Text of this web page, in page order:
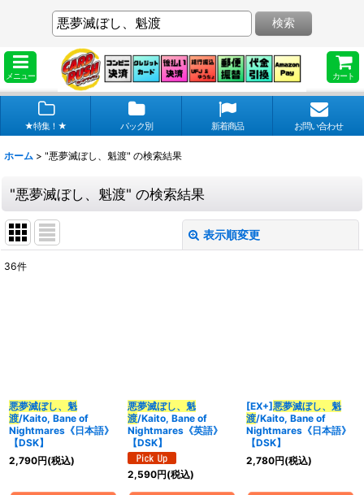
メニュー カート
検索
★特集！★ パック別 新着商品 お問い合わせ
ホーム > "悪夢滅ぼし、魁渡" の検索結果
"悪夢滅ぼし、魁渡" の検索結果
表示順変更
カテゴリ:
36件
悪夢滅ぼし、魁
渡/Kaito, Bane of
Nightmares《日本語》
【DSK】
2,790円(税込)
悪夢滅ぼし、魁
渡/Kaito, Bane of
Nightmares《英語》
【DSK】
2,590円(税込)
[EX+]悪夢滅ぼし、魁
渡/Kaito, Bane of
Nightmares《日本語》
【DSK】
2,780円(税込)